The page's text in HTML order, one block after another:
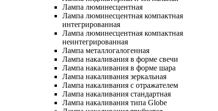
Лампа люминесцентная
Лампа люминесцентная компактная
интегрированная
Лампа люминесцентная компактная
неинтегрированная
Лампа металлогалогенная
Лампа накаливания в форме свечи
Лампа накаливания в форме шара
Лампа накаливания зеркальная
Лампа накаливания с отражателем
Лампа накаливания стандартная
Лампа накаливания типа Globe